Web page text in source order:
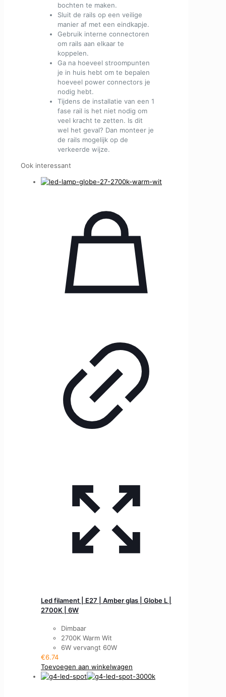
bochten te maken.
Sluit de rails op een veilige
manier af met een eindkapje.
Gebruik interne connectoren
om rails aan elkaar te
koppelen.
Ga na hoeveel stroompunten
je in huis hebt om te bepalen
hoeveel power connectors je
nodig hebt.
Tijdens de installatie van een 1
fase rail is het niet nodig om
veel kracht te zetten. Is dit
wel het geval? Dan monteer je
de rails mogelijk op de
verkeerde wijze.
Ook interessant
Led filament | E27 | Amber glas | Globe L |
2700K | 6W
Dimbaar
2700K Warm Wit
6W vervangt 60W
€6.74
Toevoegen aan winkelwagen